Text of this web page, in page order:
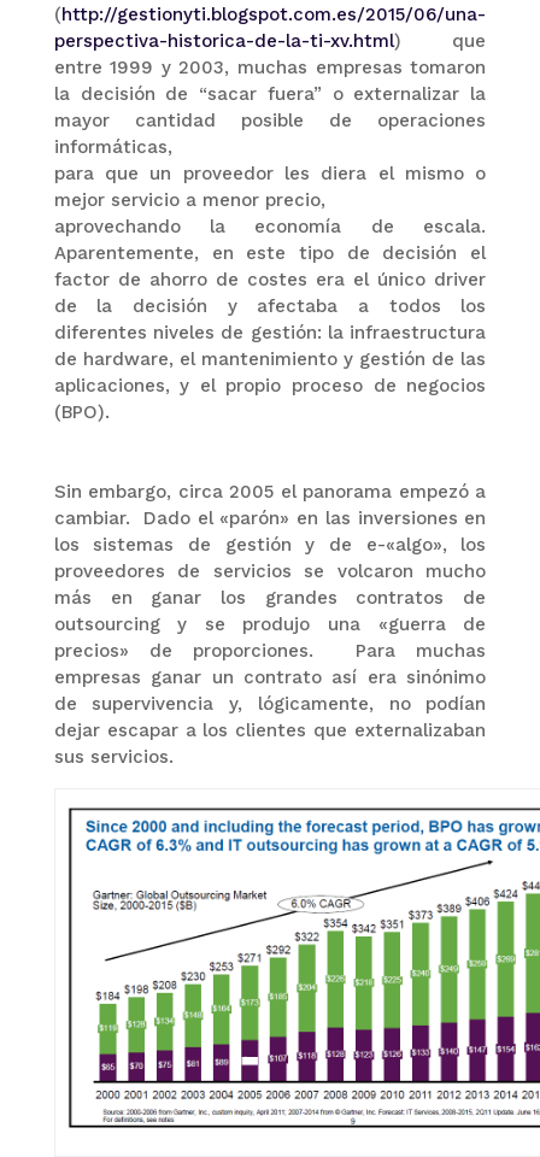
(http://gestionyti.blogspot.com.es/2015/06/una-
perspectiva-historica-de-la-ti-xv.html) que
entre 1999 y 2003, muchas empresas tomaron
la decisión de “sacar fuera” o externalizar la
mayor cantidad posible de operaciones
informáticas,
para que un proveedor les diera el mismo o
mejor servicio a menor precio,
aprovechando la economía de escala.
Aparentemente, en este tipo de decisión el
factor de ahorro de costes era el único driver
de la decisión y afectaba a todos los
diferentes niveles de gestión: la infraestructura
de hardware, el mantenimiento y gestión de las
aplicaciones, y el propio proceso de negocios
(BPO).
Sin embargo, circa 2005 el panorama empezó a
cambiar. Dado el «parón» en las inversiones en
los sistemas de gestión y de e-«algo», los
proveedores de servicios se volcaron mucho
más en ganar los grandes contratos de
outsourcing y se produjo una «guerra de
precios» de proporciones. Para muchas
empresas ganar un contrato así era sinónimo
de supervivencia y, lógicamente, no podían
dejar escapar a los clientes que externalizaban
sus servicios.